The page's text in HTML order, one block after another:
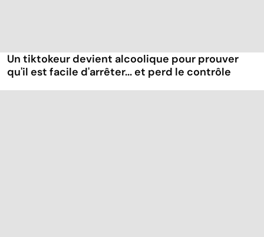
Un tiktokeur devient alcoolique pour prouver
qu'il est facile d'arrêter... et perd le contrôle